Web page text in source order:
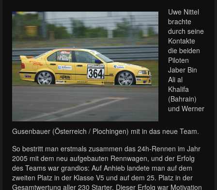
Uwe Nittel
brachte
durch seine
Kontakte
die beiden
Piloten
Jaber Bin
Ali al
Khalifa
(Bahrain)
und Werner
Gusenbauer (Österreich / Plochingen) mit in das neue Team.
So bestritt man erstmals zusammen das 24h-Rennen im Jahr
2005 mit dem neu aufgebauten Rennwagen, und der Erfolg
des Teams war grandios: Auf Anhieb landete man auf dem
zweiten Platz in der Klasse V5 und auf dem 25. Platz in der
Gesamtwertung aller 230 Starter. Dieser Erfolg war Motivation